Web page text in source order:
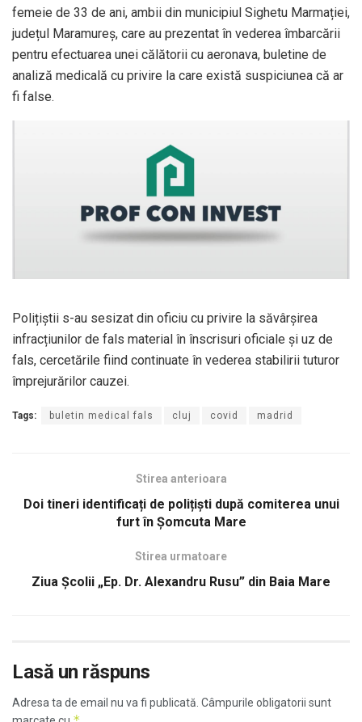
femeie de 33 de ani, ambii din municipiul Sighetu Marmației,
județul Maramureș, care au prezentat în vederea îmbarcării
pentru efectuarea unei călătorii cu aeronava, buletine de
analiză medicală cu privire la care există suspiciunea că ar
fi false.
Polițiștii s-au sesizat din oficiu cu privire la săvârșirea
infracțiunilor de fals material în înscrisuri oficiale și uz de
fals, cercetările fiind continuate în vederea stabilirii tuturor
împrejurărilor cauzei.
Tags: buletin medical fals cluj covid madrid
Stirea anterioara
Doi tineri identificați de polițiști după comiterea unui
furt în Șomcuta Mare
Stirea urmatoare
Ziua Școlii „Ep. Dr. Alexandru Rusu” din Baia Mare
Lasă un răspuns
Adresa ta de email nu va fi publicată. Câmpurile obligatorii sunt